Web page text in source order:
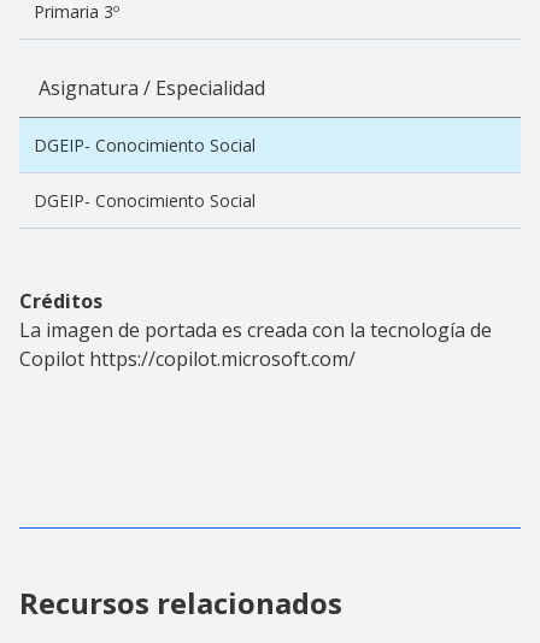
Primaria 3º
Asignatura / Especialidad
DGEIP- Conocimiento Social
DGEIP- Conocimiento Social
Créditos
La imagen de portada es creada con la tecnología de
Copilot https://copilot.microsoft.com/
Recursos relacionados